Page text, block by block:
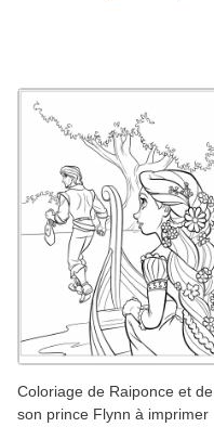
Coloriage de Raiponce et de
son prince Flynn à imprimer